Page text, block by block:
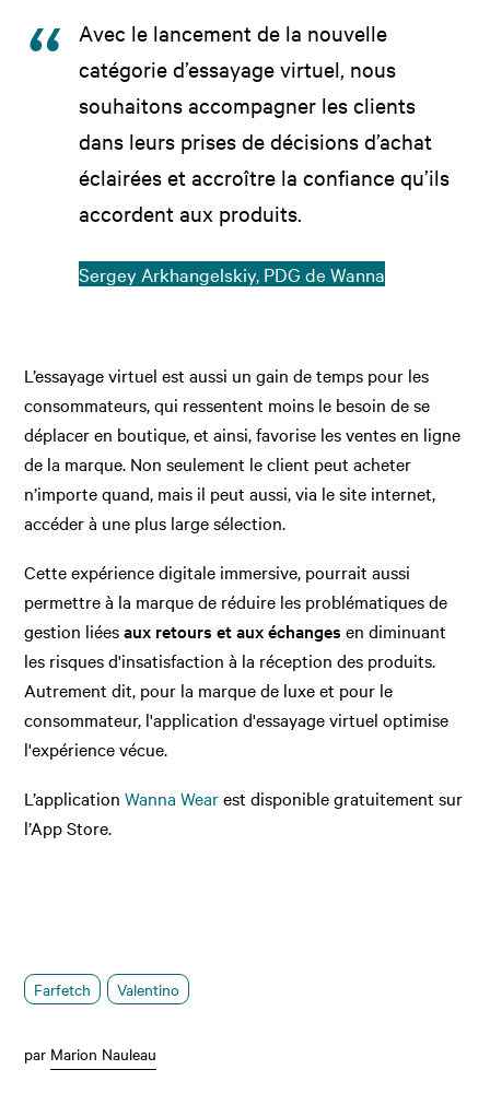
Avec le lancement de la nouvelle
catégorie d’essayage virtuel, nous
souhaitons accompagner les clients
dans leurs prises de décisions d’achat
éclairées et accroître la confiance qu’ils
accordent aux produits.
Sergey Arkhangelskiy, PDG de Wanna
L’essayage virtuel est aussi un gain de temps pour les
consommateurs, qui ressentent moins le besoin de se
déplacer en boutique, et ainsi, favorise les ventes en ligne
de la marque. Non seulement le client peut acheter
n’importe quand, mais il peut aussi, via le site internet,
accéder à une plus large sélection.
Cette expérience digitale immersive, pourrait aussi
permettre à la marque de réduire les problématiques de
gestion liéesaux retours et aux échangesen diminuant
les risques d'insatisfaction à la réception des produits.
Autrement dit, pour la marque de luxe et pour le
consommateur, l'application d'essayage virtuel optimise
l'expérience vécue.
L’applicationWanna Wearest disponible gratuitement sur
l’App Store.
Farfetch Valentino
par Marion Nauleau